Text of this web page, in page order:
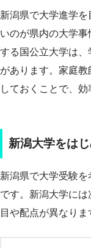
新潟県で大学進学
いのが県内の大学事
する国公立大学は
があります。家庭
しておくことで、効
新潟大学をは
新潟県で大学受験
です。新潟大学に
目や配点が異なりま